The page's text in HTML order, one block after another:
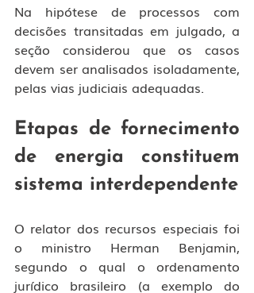
Na hipótese de processos com
decisões transitadas em julgado, a
seção considerou que os casos
devem ser analisados isoladamente,
pelas vias judiciais adequadas.
Etapas de fornecimento
de energia constituem
sistema interdependente
O relator dos recursos especiais foi
o ministro Herman Benjamin,
segundo o qual o ordenamento